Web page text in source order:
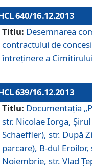
640/16.12.2013
Titlu: Desemnarea
contractului de
întreţinere a
639/16.12.2013
Titlu: Documentaţia
str. Nicolae Iorga,
Schaeffler), str. După
parcare), B-dul
Noiembrie, str. Vlad